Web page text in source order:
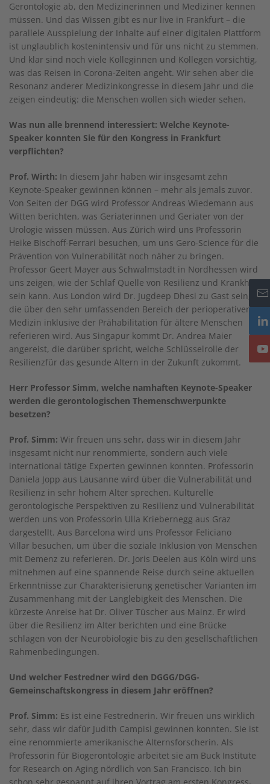
Gerontologie ab, den Medizinerinnen und Mediziner kennen
müssen. Und das Wissen gibt es nur live in Frankfurt – die
parallele Ausspielung der Inhalte auf einer digitalen Plattform
ist unglaublich kostenintensiv und für uns nicht zu stemmen.
Und klar sind noch viele Kolleginnen und Kollegen vorsichtig,
was das Reisen in Corona-Zeiten angeht. Wir sehen aber die
Resonanz anderer Medizinkongresse in diesem Jahr und die
zeigen eindeutig: die Menschen wollen sich wieder sehen.
Was nun alle brennend interessiert: Welche Keynote-
Speaker konnten Sie für den Kongress in Frankfurt
verpflichten?
Prof. Wirth: In diesem Jahr haben wir insgesamt zehn
Keynote-Speaker gewinnen können – mehr als jemals zuvor.
Von Seiten der DGG wird Professor Andreas Wiedemann aus
Witten berichten, was Geriaterinnen und Geriater von der
Urologie wissen müssen. Aus Zürich wird uns Professorin
Heike Bischoff-Ferrari besuchen, um uns Gero-Science für die
Prävention von Vulnerabilität noch näher zu bringen.
Professor Geert Mayer aus Schwalmstadt in Nordhessen wird
uns zeigen, wie der Schlaf Quelle von Resilienz und Krankheit
sein kann. Aus London wird Dr. Jugdeep Dhesi zu Gast sein,
die über den sehr umfassenden Bereich der perioperativen
Medizin inklusive der Prähabilitation für ältere Menschen
referieren wird. Aus Singapur kommt Dr. Andrea Maier
angereist, die darüber spricht, welche Schlüsselrolle der
Resilienzfür das gesunde Altern in der Zukunft zukommt.
Herr Professor Simm, welche namhaften Keynote-Speaker
werden die gerontologischen Themenschwerpunkte
besetzen?
Prof. Simm: Wir freuen uns sehr, dass wir in diesem Jahr
insgesamt nicht nur renommierte, sondern auch viele
international tätige Experten gewinnen konnten. Professorin
Daniela Jopp aus Lausanne wird über die Vulnerabilität und
Resilienz in sehr hohem Alter sprechen. Kulturelle
gerontologische Perspektiven zu Resilienz und Vulnerabilität
werden uns von Professorin Ulla Kriebernegg aus Graz
dargestellt. Aus Barcelona wird uns Professor Feliciano
Villar besuchen, um über die soziale Inklusion von Menschen
mit Demenz zu referieren. Dr. Joris Deelen aus Köln wird uns
mitnehmen auf eine spannende Reise durch seine aktuellen
Erkenntnisse zur Charakterisierung genetischer Varianten im
Zusammenhang mit der Langlebigkeit des Menschen. Die
kürzeste Anreise hat Dr. Oliver Tüscher aus Mainz. Er wird
über die Resilienz im Alter berichten und eine Brücke
schlagen von der Neurobiologie bis zu den gesellschaftlichen
Rahmenbedingungen.
Und welcher Festredner wird den DGGG/DGG-
Gemeinschaftskongress in diesem Jahr eröffnen?
Prof. Simm: Es ist eine Festrednerin. Wir freuen uns wirklich
sehr, dass wir dafür Judith Campisi gewinnen konnten. Sie ist
eine renommierte amerikanische Alternsforscherin. Als
Professorin für Biogerontologie arbeitet sie am Buck Institute
for Research on Aging nördlich von San Francisco. Ich bin